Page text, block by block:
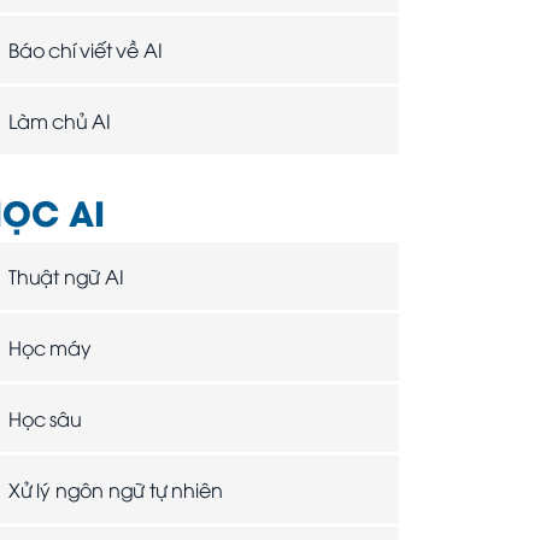
Báo chí viết về AI
Làm chủ AI
AI
Thuật ngữ AI
Học máy
Học sâu
Xử lý ngôn ngữ tự nhiên